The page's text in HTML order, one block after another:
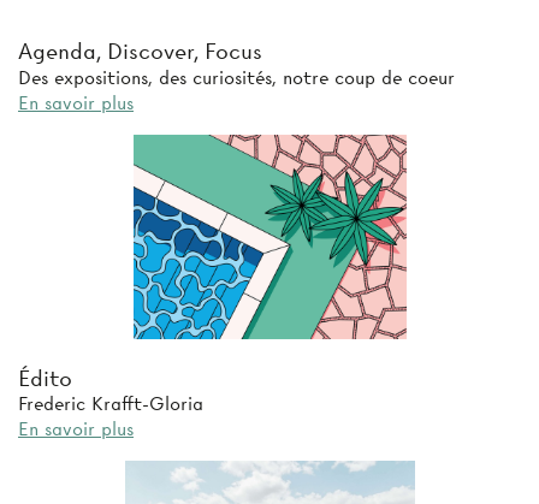
Agenda, Discover, Focus
Des expositions, des curiosités, notre coup de coeur
En savoir plus
Édito
Frederic Krafft-Gloria
En savoir plus